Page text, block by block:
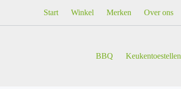
Start Winkel Merken Over ons
BBQ Keukentoestellen